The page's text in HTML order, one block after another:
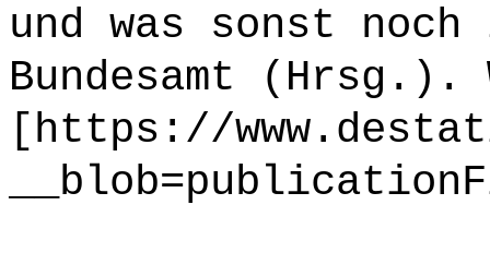
und was sonst
Bundesamt (Hrsg.).
[https://